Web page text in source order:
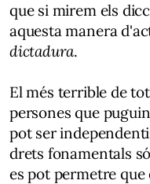
que si mirem els
aquesta manera
dictadura.
El més terrible de
persones que
pot ser
drets fonamentals
es pot permetre que